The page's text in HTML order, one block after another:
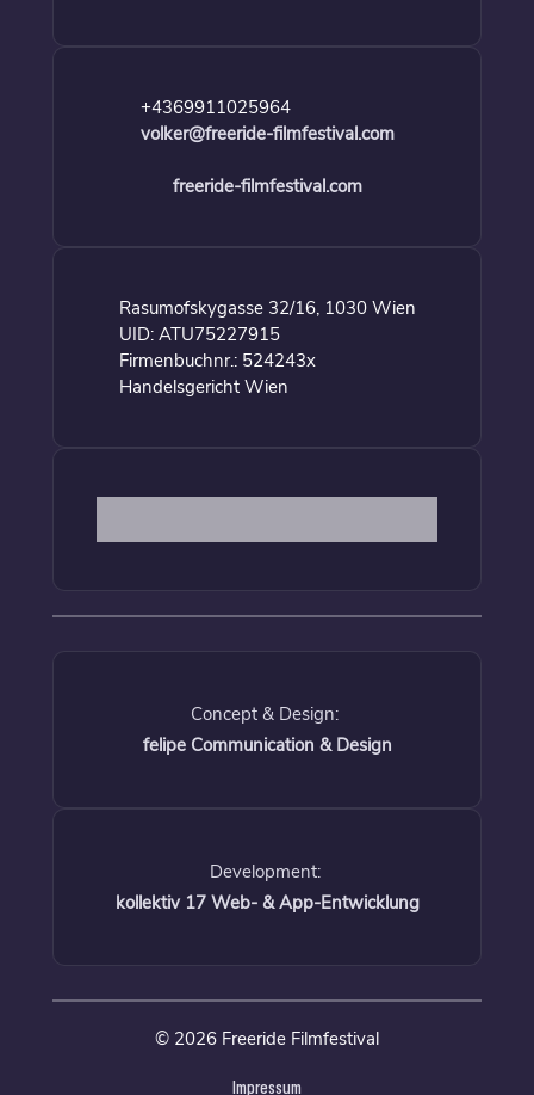
+4369911025964
volker@freeride-filmfestival.com
freeride-filmfestival.com
Rasumofskygasse 32/16, 1030 Wien
UID: ATU75227915
Firmenbuchnr.: 524243x
Handelsgericht Wien
Concept & Design:
felipe Communication & Design
Development:
kollektiv 17 Web- & App-Entwicklung
© 2026 Freeride Filmfestival
Impressum